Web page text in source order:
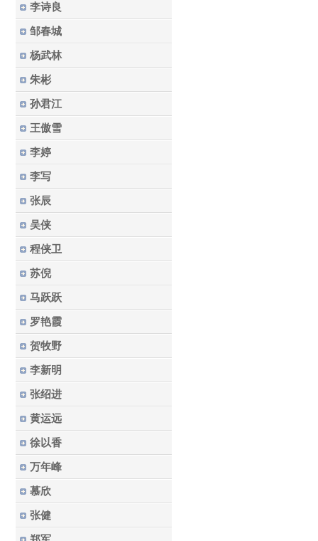
李诗良
邹春城
杨武林
朱彬
孙君江
王傲雪
李婷
李写
张辰
吴侠
程侠卫
苏倪
马跃跃
罗艳霞
贺牧野
李新明
张绍进
黄运远
徐以香
万年峰
慕欣
张健